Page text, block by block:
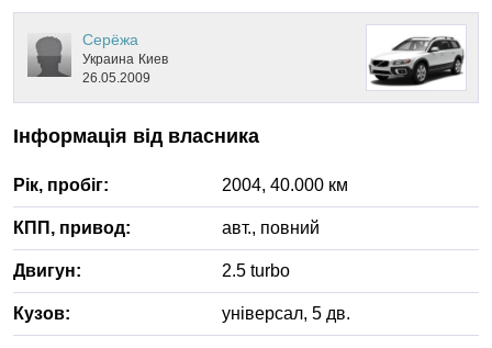
Серёжа
Украина Киев
26.05.2009
Інформація від власника
Рік, пробіг: 2004, 40.000 км
КПП, привод: авт., повний
Двигун: 2.5 turbo
Кузов: універсал, 5 дв.